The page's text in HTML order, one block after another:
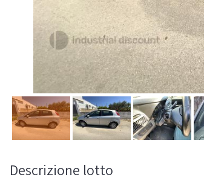
Descrizione lotto